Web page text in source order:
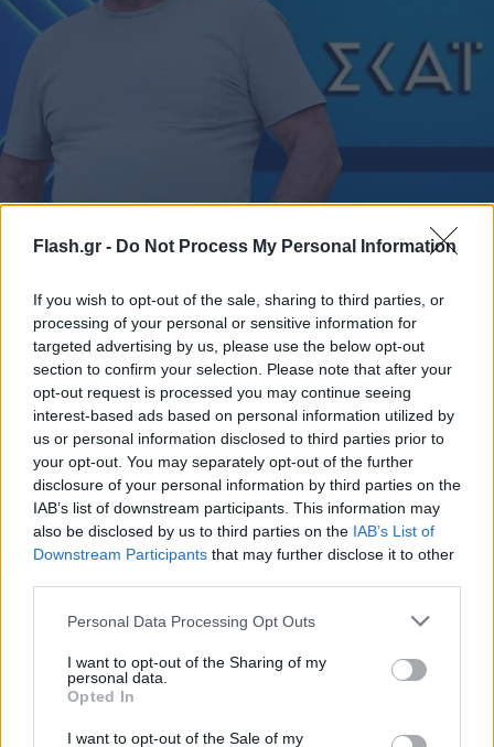
Flash.gr - Do Not Process My Personal Information
If you wish to opt-out of the sale, sharing to third parties, or
processing of your personal or sensitive information for
targeted advertising by us, please use the below opt-out
section to confirm your selection. Please note that after your
opt-out request is processed you may continue seeing
interest-based ads based on personal information utilized by
us or personal information disclosed to third parties prior to
your opt-out. You may separately opt-out of the further
disclosure of your personal information by third parties on the
IAB’s list of downstream participants. This information may
also be disclosed by us to third parties on the IAB’s List of
Downstream Participants that may further disclose it to other
Please note that this website/app uses one or more Google
not limited to your visit or usage behaviour. You may click to
grant or deny consent to Google and its third-party tags to
use your data for below specified purposes in below Google
consent section.
Personal Data Processing Opt Outs
I want to opt-out of the Sharing of my
personal data.
Opted In
I want to opt-out of the Sale of my
Το τέλος στελεχών του ΣΚΑΪ: Το χρονικό ενός
προαναγγελθέντος «θανάτου» με σφραγίδα Γιάννη
Αλαφούζου
07.08.2026 ΧΡΊΣΛΑ ΓΕΩΡΓΑΚΟΠΟΎΛΟΥ